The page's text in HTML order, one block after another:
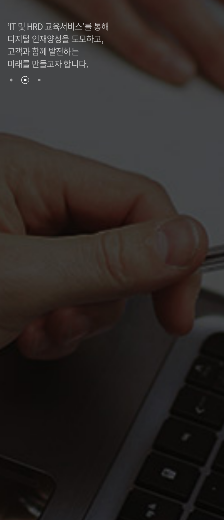
‘IT 및 HRD 교육서비스’를 통해
디지털 인재양성을 도모하고,
고객과 함께 발전하는
미래를 만들고자 합니다.